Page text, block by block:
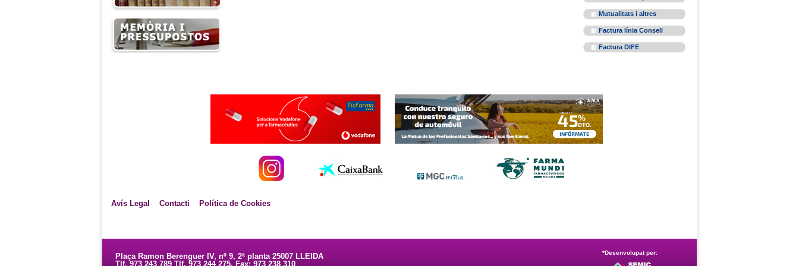
Mutualitats i altres
Factura línia Consell
Factura DIFE
Avís Legal Contacti Política de Cookies
Plaça Ramon Berenguer IV, nº 9, 2ª planta 25007 LLEIDA
Tlf. 973 243 789 Tlf. 973 244 275. Fax: 973 238 310
*Desenvolupat per: